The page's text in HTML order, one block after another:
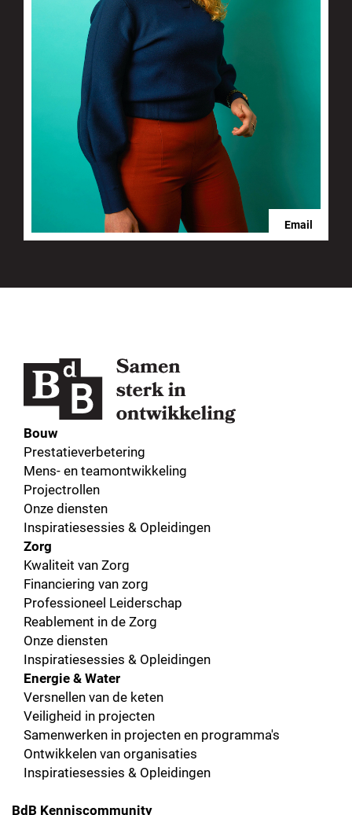
Email
Bouw
Prestatieverbetering
Mens- en teamontwikkeling
Projectrollen
Onze diensten
Inspiratiesessies & Opleidingen
Zorg
Kwaliteit van Zorg
Financiering van zorg
Professioneel Leiderschap
Reablement in de Zorg
Onze diensten
Inspiratiesessies & Opleidingen
Energie & Water
Versnellen van de keten
Veiligheid in projecten
Samenwerken in projecten en programma's
Ontwikkelen van organisaties
Inspiratiesessies & Opleidingen
BdB Kenniscommunity